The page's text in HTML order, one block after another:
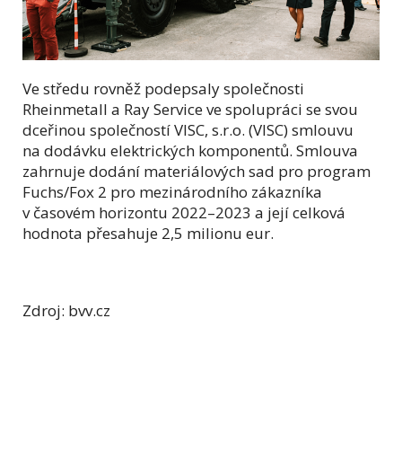
Ve středu rovněž podepsaly společnosti
Rheinmetall a Ray Service ve spolupráci se svou
dceřinou společností VISC, s.r.o. (VISC) smlouvu
na dodávku elektrických komponentů. Smlouva
zahrnuje dodání materiálových sad pro program
Fuchs/Fox 2 pro mezinárodního zákazníka
v časovém horizontu 2022–2023 a její celková
hodnota přesahuje 2,5 milionu eur.
Zdroj: bvv.cz